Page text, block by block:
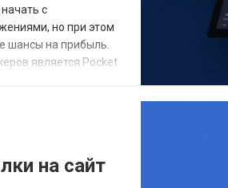
с
но при этом
шансы на прибыль.
является Pocket
привлекательным
мы рассмотрим
на сайт